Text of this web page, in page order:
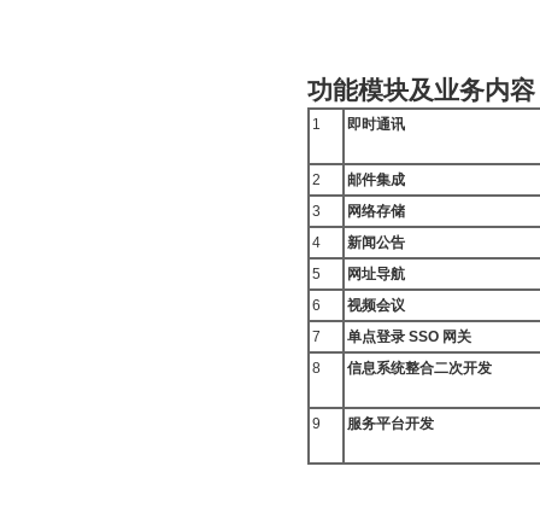
功能模块及业务内容
1 即时通讯
2
邮件集成
3
网络存储
4
新闻公告
5
网址导航
6
视频会议
7
单点登录 SSO 网关
8
信息系统整合二次开发
9 服务平台开发